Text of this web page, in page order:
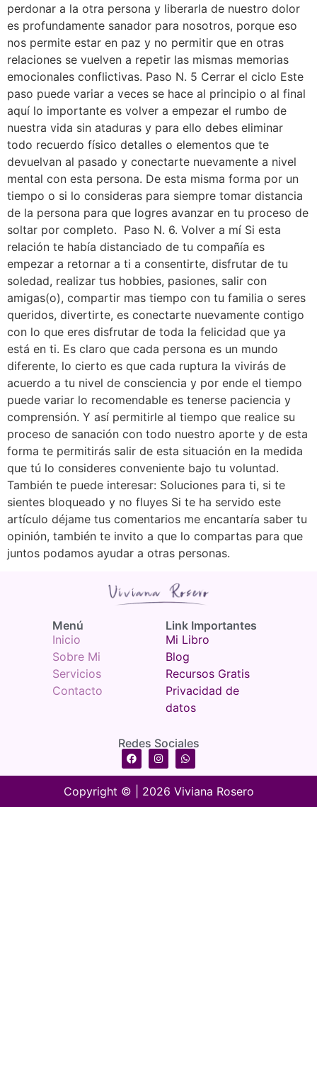
perdonar a la otra persona y liberarla de nuestro dolor
es profundamente sanador para nosotros, porque eso
nos permite estar en paz y no permitir que en otras
relaciones se vuelven a repetir las mismas memorias
emocionales conflictivas. Paso N. 5 Cerrar el ciclo Este
paso puede variar a veces se hace al principio o al final
aquí lo importante es volver a empezar el rumbo de
nuestra vida sin ataduras y para ello debes eliminar
todo recuerdo físico detalles o elementos que te
devuelvan al pasado y conectarte nuevamente a nivel
mental con esta persona. De esta misma forma por un
tiempo o si lo consideras para siempre tomar distancia
de la persona para que logres avanzar en tu proceso de
soltar por completo. Paso N. 6. Volver a mí Si esta
relación te había distanciado de tu compañía es
empezar a retornar a ti a consentirte, disfrutar de tu
soledad, realizar tus hobbies, pasiones, salir con
amigas(o), compartir mas tiempo con tu familia o seres
queridos, divertirte, es conectarte nuevamente contigo
con lo que eres disfrutar de toda la felicidad que ya
está en ti. Es claro que cada persona es un mundo
diferente, lo cierto es que cada ruptura la vivirás de
acuerdo a tu nivel de consciencia y por ende el tiempo
puede variar lo recomendable es tenerse paciencia y
comprensión. Y así permitirle al tiempo que realice su
proceso de sanación con todo nuestro aporte y de esta
forma te permitirás salir de esta situación en la medida
que tú lo consideres conveniente bajo tu voluntad.
También te puede interesar: Soluciones para ti, si te
sientes bloqueado y no fluyes Si te ha servido este
artículo déjame tus comentarios me encantaría saber tu
opinión, también te invito a que lo compartas para que
juntos podamos ayudar a otras personas.
Menú​
Inicio
Sobre Mi
Servicios
Contacto
Link Importantes
Mi Libro
Blog
Recursos Gratis
Privacidad de
datos
Redes Sociales
Copyright © | 2026 Viviana Rosero